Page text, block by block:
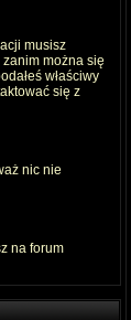
musisz
można się
właściwy
się z
nic nie
na forum